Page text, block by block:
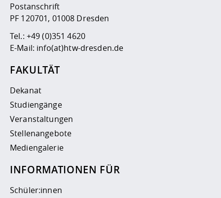
Postanschrift
PF 120701, 01008 Dresden
Tel.: +49 (0)351 4620
E-Mail: info(at)htw-dresden.de
FAKULTÄT
Dekanat
Studiengänge
Veranstaltungen
Stellenangebote
Mediengalerie
INFORMATIONEN FÜR
Schüler:innen